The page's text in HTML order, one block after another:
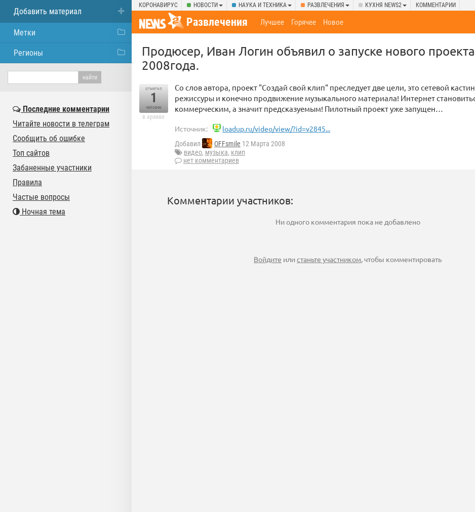
КОРОНАВИРУС НОВОСТИ НАУКА И ТЕХНИКА РАЗВЛЕЧЕНИЯ КУХНЯ NEWS2 КОММЕНТАРИИ
Развлечения Лучшее Горячее Новое
Продюсер, Иван Логин объявил о запуске нового
2008года.
отметил
1
человек
в архиве
Со слов автора, проект "Создай свой клип" преследует две цели, это сетевой
режиссуры и конечно продвижение музыкального материала! Интернет
коммерческим, а значит предсказуемым! Пилотный проект уже запущен…
Источник: loadup.ru/video/view/?id=v2845...
Добавил OFFsmile 12 Марта 2008
видео, музыка, клип
нет комментариев
Комментарии участников:
Ни одного комментария пока не добавлено
Войдите илистаньте участником, чтобы комментировать
Добавить материал
Метки
Регионы
Последние комментарии
Читайте новости в телеграм
Сообщить об ошибке
Топ сайтов
Забаненные участники
Правила
Частые вопросы
Ночная тема